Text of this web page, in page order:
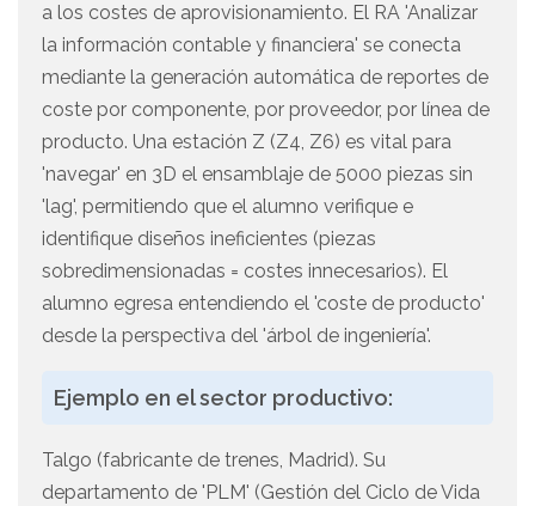
a los costes de aprovisionamiento. El RA 'Analizar
la información contable y financiera' se conecta
mediante la generación automática de reportes de
coste por componente, por proveedor, por línea de
producto. Una estación Z (Z4, Z6) es vital para
'navegar' en 3D el ensamblaje de 5000 piezas sin
'lag', permitiendo que el alumno verifique e
identifique diseños ineficientes (piezas
sobredimensionadas = costes innecesarios). El
alumno egresa entendiendo el 'coste de producto'
desde la perspectiva del 'árbol de ingeniería'.
Ejemplo en el sector productivo:
Talgo (fabricante de trenes, Madrid). Su
departamento de 'PLM' (Gestión del Ciclo de Vida